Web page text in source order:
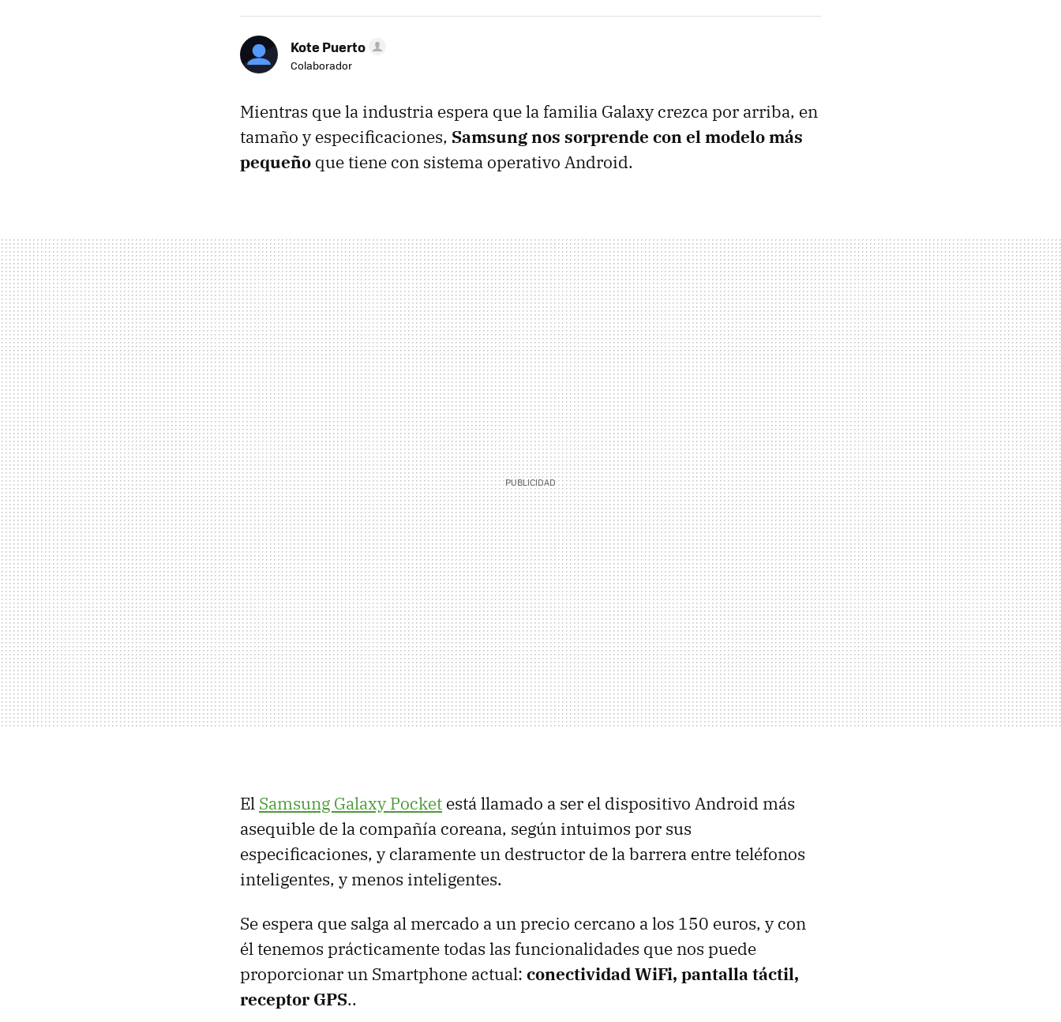
Kote Puerto
Colaborador
Mientras que la industria espera que la familia Galaxy crezca por arriba, en
tamaño y especificaciones, Samsung nos sorprende con el modelo más
pequeño que tiene con sistema operativo Android.
El Samsung Galaxy Pocket está llamado a ser el dispositivo Android más
asequible de la compañía coreana, según intuimos por sus
especificaciones, y claramente un destructor de la barrera entre teléfonos
inteligentes, y menos inteligentes.
Se espera que salga al mercado a un precio cercano a los 150 euros, y con
él tenemos prácticamente todas las funcionalidades que nos puede
proporcionar un Smartphone actual: conectividad WiFi, pantalla táctil,
receptor GPS..